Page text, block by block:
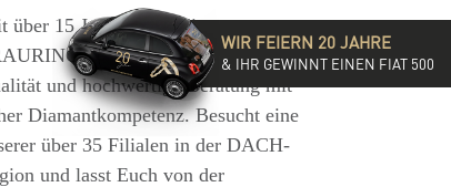
über 15 Jahren steht die
für exzellente
und hochwertige Beratung mit
Diamantkompetenz. Besucht eine
über 35 Filialen in der DACH-
und lasst Euch von der
WIR FEIERN 20 JAHRE
& IHR GEWINNT EINEN FIAT 500